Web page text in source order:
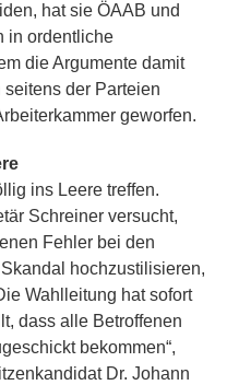
hat sie ÖAAB und
in ordentliche
die Argumente damit
der Parteien
geworfen.
ins Leere treffen.
Schreiner versucht,
Fehler bei den
hochzustilisieren,
Wahlleitung hat sofort
dass alle Betroffenen
bekommen“,
Dr. Johann